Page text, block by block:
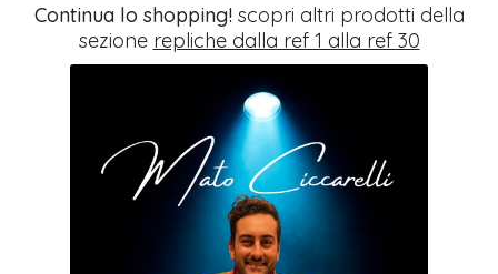
Continua lo shopping!scopri altri prodotti della
sezione repliche dalla ref 1 alla ref 30